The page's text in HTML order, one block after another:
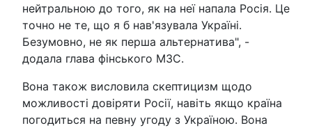
нейтральною до того, як на неї напала Росія. Це
точно не те, що я б нав'язувала Україні.
Безумовно, не як перша альтернатива", -
додала глава фінського МЗС.
Вона також висловила скептицизм щодо
можливості довіряти Росії, навіть якщо країна
погодиться на певну угоду з Україною. Вона